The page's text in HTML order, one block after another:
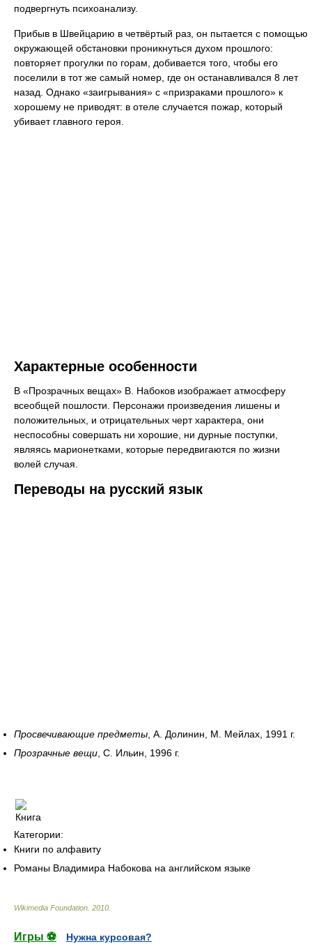
подвергнуть психоанализу.
Прибыв в Швейцарию в четвёртый раз, он пытается с помощью
окружающей обстановки проникнуться духом прошлого:
повторяет прогулки по горам, добивается того, чтобы его
поселили в тот же самый номер, где он останавливался 8 лет
назад. Однако «заигрывания» с «призраками прошлого» к
хорошему не приводят: в отеле случается пожар, который
убивает главного героя.
Характерные особенности
В «Прозрачных вещах» В. Набоков изображает атмосферу
всеобщей пошлости. Персонажи произведения лишены и
положительных, и отрицательных черт характера, они
неспособны совершать ни хорошие, ни дурные поступки,
являясь марионетками, которые передвигаются по жизни
волей случая.
Переводы на русский язык
Просвечивающие предметы , А. Долинин, М. Мейлах, 1991 г.
Прозрачные вещи , С. Ильин, 1996 г.
Категории:
Книги по алфавиту
Романы Владимира Набокова на английском языке
Wikimedia Foundation 2010
Игры ⚽
Нужна курсовая?